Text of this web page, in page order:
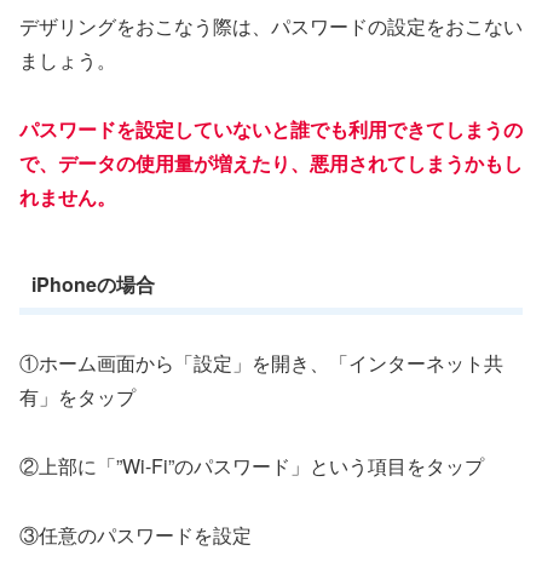
デザリングをおこなう際は、パスワードの設定をおこない
ましょう。
パスワードを設定していないと誰でも利用できてしまうの
で、データの使用量が増えたり、悪用されてしまうかもし
れません。
iPhoneの場合
①ホーム画面から「設定」を開き、「インターネット共
有」をタップ
②上部に「”Wi-Fi”のパスワード」という項目をタップ
③任意のパスワードを設定